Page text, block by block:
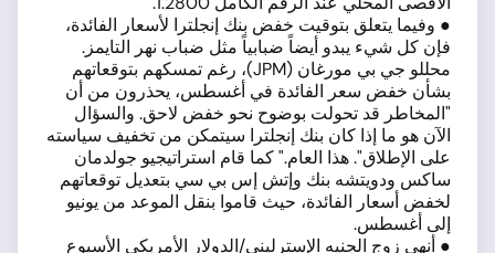
● وفيما يتعلق بتوقيت خفض بنك إنجلترا لأسعار الفائدة،
فإن كل شيء يبدو أيضاً ضبابياً مثل ضباب نهر التايمز.
محللو جي بي مورغان (JPM)، رغم تمسكهم بتوقعاتهم
بشأن خفض سعر الفائدة في أغسطس، يحذرون من أن
"المخاطر قد تحولت بوضوح نحو خفض لاحق. والسؤال
الآن هو ما إذا كان بنك إنجلترا سيتمكن من تخفيف سياسته
على الإطلاق". هذا العام." كما قام استراتيجيو جولدمان
ساكس ودويتشه بنك وإتش إس بي سي بتعديل توقعاتهم
لخفض أسعار الفائدة، حيث قاموا بنقل الموعد من يونيو
إلى أغسطس.
● أنهى زوج الجنيه الإسترليني/الدولار الأمريكي الأسبوع